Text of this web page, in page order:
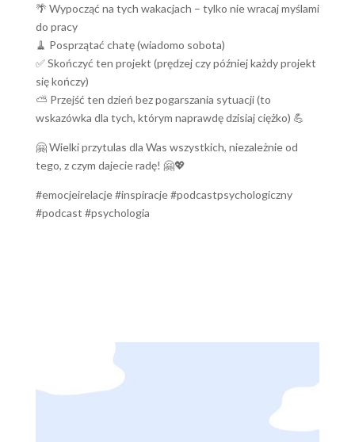
🌴 Wypocząć na tych wakacjach – tylko nie wracaj myślami
do pracy
🧹 Posprzątać chatę (wiadomo sobota)
✅ Skończyć ten projekt (prędzej czy później każdy projekt
się kończy)
⛅️ Przejść ten dzień bez pogarszania sytuacji (to
wskazówka dla tych, którym naprawdę dzisiaj ciężko) 💪
🤗 Wielki przytulas dla Was wszystkich, niezależnie od
tego, z czym dajecie radę! 🤗💖
#emocjeirelacje #inspiracje #podcastpsychologiczny
#podcast #psychologia